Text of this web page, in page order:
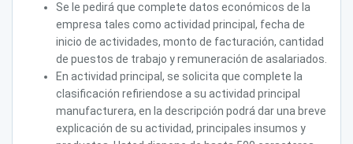
Se le pedirá que complete datos económicos de la
empresa tales como actividad principal, fecha de
inicio de actividades, monto de facturación, cantidad
de puestos de trabajo y remuneración de asalariados.
En actividad principal, se solicita que complete la
clasificación refiriendose a su actividad principal
manufacturera, en la descripción podrá dar una breve
explicación de su actividad, principales insumos y